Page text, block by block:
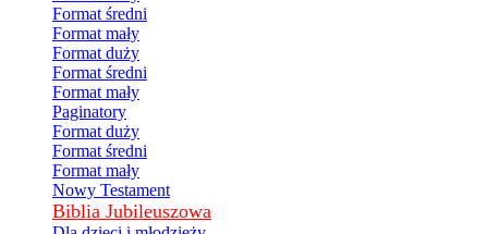
Format średni
Format mały
Format duży
Format średni
Format mały
Paginatory
Format duży
Format średni
Format mały
Nowy Testament
Biblia Jubileuszowa